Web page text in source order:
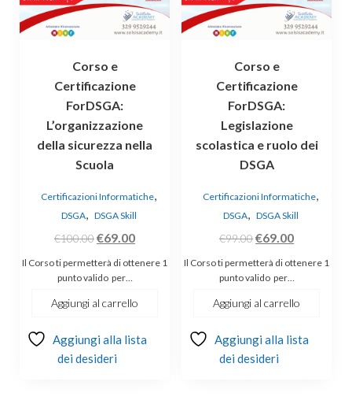
Corso e
Certificazione
ForDSGA:
L’organizzazione
della sicurezza nella
Scuola
Certificazioni Informatiche,
DSGA, DSGA Skill
€100.00Il
prezzo
originale
era:
€69.00Il
prezzo
Il Corso ti permetterà di ottenere 1
punto valido per…
Aggiungi al carrello
Aggiungi alla lista
dei desideri
Corso e
Certificazione
ForDSGA:
Legislazione
scolastica e ruolo dei
DSGA
Certificazioni Informatiche,
DSGA, DSGA Skill
€99.00Il
prezzo
originale
era:
€69.00Il
prezzo
Il Corso ti permetterà di ottenere 1
punto valido per…
Aggiungi al carrello
Aggiungi alla lista
dei desideri